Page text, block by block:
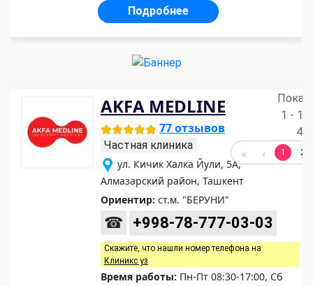
Подробнее
AKFA MEDLINE
77 отзывов
Частная клиника
ул. Кичик Халка Йули, 5А,
Алмазарский район, Ташкент
Ориентир: ст.м. "БЕРУНИ"
☎ +998-78-777-03-03
Скажите, что нашли номер телефона на
Клиникс уз
Время работы: Пн-Пт 08:30-17:00, Сб
1 - 19
42
1 2